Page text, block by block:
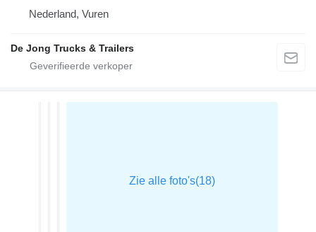
Nederland, Vuren
De Jong Trucks & Trailers